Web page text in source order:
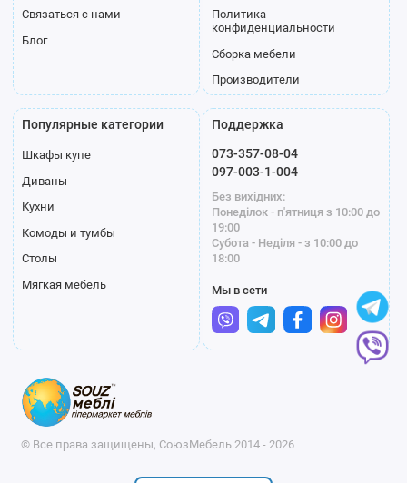
Связаться с нами
Блог
Политика
конфиденциальности
Сборка мебели
Производители
Популярные категории
Шкафы купе
Диваны
Кухни
Комоды и тумбы
Столы
Мягкая мебель
Поддержка
073-357-08-04
097-003-1-004
Без вихідних:
Понеділок - п'ятниця з 10:00 до
19:00
Субота - Неділя - з 10:00 до
18:00
Мы в сети
© Все права защищены, СоюзМебель 2014 - 2026